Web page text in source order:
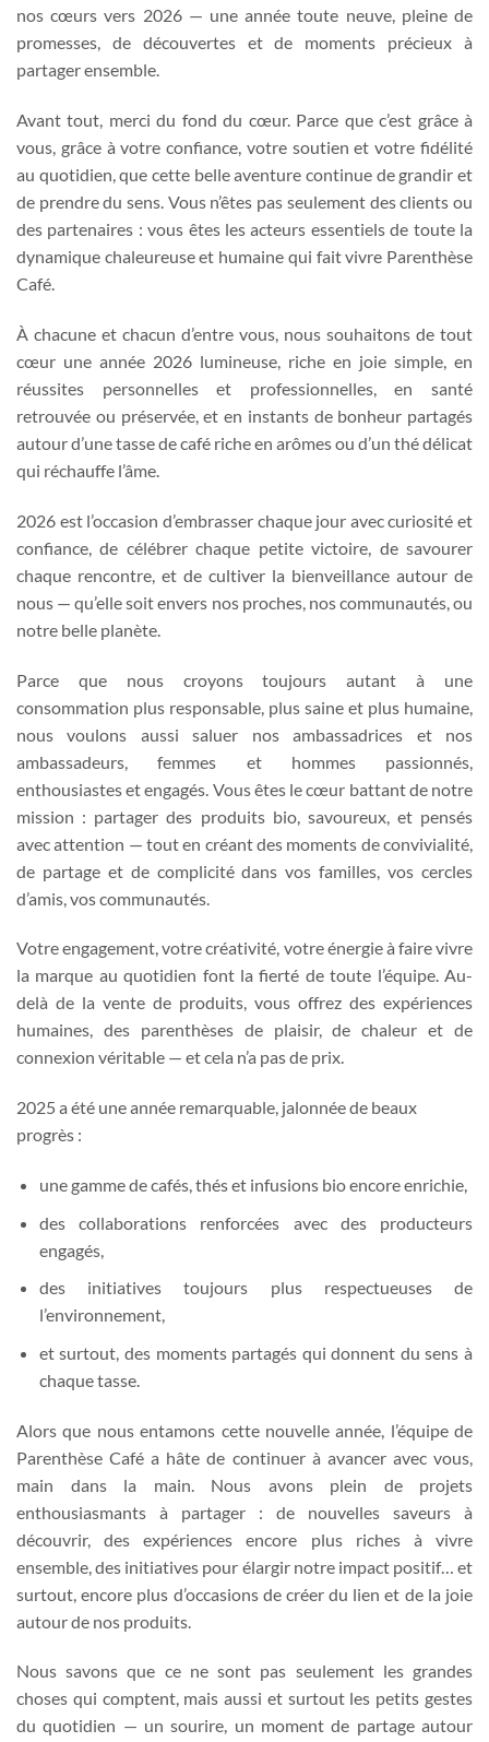
nos cœurs vers 2026 — une année toute neuve, pleine de
promesses, de découvertes et de moments précieux à
partager ensemble.
Avant tout, merci du fond du cœur. Parce que c’est grâce à
vous, grâce à votre confiance, votre soutien et votre fidélité
au quotidien, que cette belle aventure continue de grandir et
de prendre du sens. Vous n’êtes pas seulement des clients ou
des partenaires : vous êtes les acteurs essentiels de toute la
dynamique chaleureuse et humaine qui fait vivre Parenthèse
Café.
À chacune et chacun d’entre vous, nous souhaitons de tout
cœur une année 2026 lumineuse, riche en joie simple, en
réussites personnelles et professionnelles, en santé
retrouvée ou préservée, et en instants de bonheur partagés
autour d’une tasse de café riche en arômes ou d’un thé délicat
qui réchauffe l’âme.
2026 est l’occasion d’embrasser chaque jour avec curiosité et
confiance, de célébrer chaque petite victoire, de savourer
chaque rencontre, et de cultiver la bienveillance autour de
nous — qu’elle soit envers nos proches, nos communautés, ou
notre belle planète.
Parce que nous croyons toujours autant à une
consommation plus responsable, plus saine et plus humaine,
nous voulons aussi saluer nos ambassadrices et nos
ambassadeurs, femmes et hommes passionnés,
enthousiastes et engagés. Vous êtes le cœur battant de notre
mission : partager des produits bio, savoureux, et pensés
avec attention — tout en créant des moments de convivialité,
de partage et de complicité dans vos familles, vos cercles
d’amis, vos communautés.
Votre engagement, votre créativité, votre énergie à faire vivre
la marque au quotidien font la fierté de toute l’équipe. Au-
delà de la vente de produits, vous offrez des expériences
humaines, des parenthèses de plaisir, de chaleur et de
connexion véritable — et cela n’a pas de prix.
2025 a été une année remarquable, jalonnée de beaux
progrès :
une gamme de cafés, thés et infusions bio encore enrichie,
des collaborations renforcées avec des producteurs
engagés,
des initiatives toujours plus respectueuses de
l’environnement,
et surtout, des moments partagés qui donnent du sens à
chaque tasse.
Alors que nous entamons cette nouvelle année, l’équipe de
Parenthèse Café a hâte de continuer à avancer avec vous,
main dans la main. Nous avons plein de projets
enthousiasmants à partager : de nouvelles saveurs à
découvrir, des expériences encore plus riches à vivre
ensemble, des initiatives pour élargir notre impact positif… et
surtout, encore plus d’occasions de créer du lien et de la joie
autour de nos produits.
Nous savons que ce ne sont pas seulement les grandes
choses qui comptent, mais aussi et surtout les petits gestes
du quotidien — un sourire, un moment de partage autour